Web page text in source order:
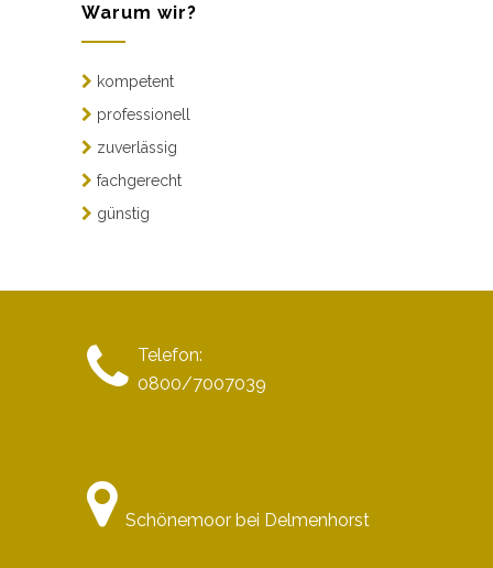
Warum wir?
kompetent
professionell
zuverlässig
fachgerecht
günstig
Telefon:
0800/7007039
Schönemoor bei Delmenhorst